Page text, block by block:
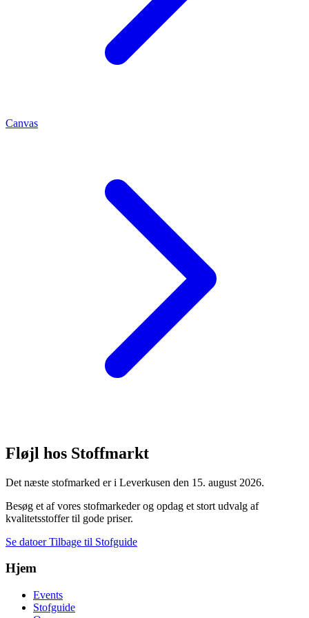
Canvas
Fløjl hos Stoffmarkt
Det næste stofmarked er i Leverkusen den 15. august 2026.
Besøg et af vores stofmarkeder og opdag et stort udvalg af
kvalitetsstoffer til gode priser.
Se datoerTilbage til Stofguide
Hjem
Events
Stofguide